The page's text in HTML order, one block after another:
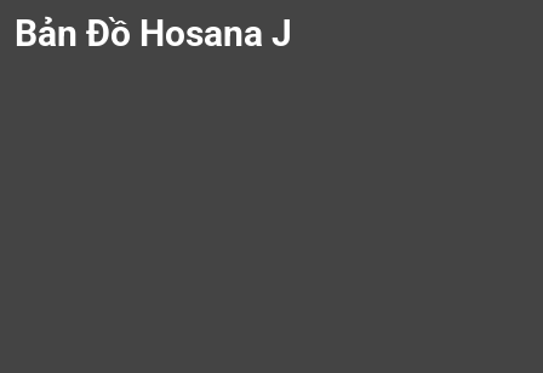
Bản Đồ Hosana J